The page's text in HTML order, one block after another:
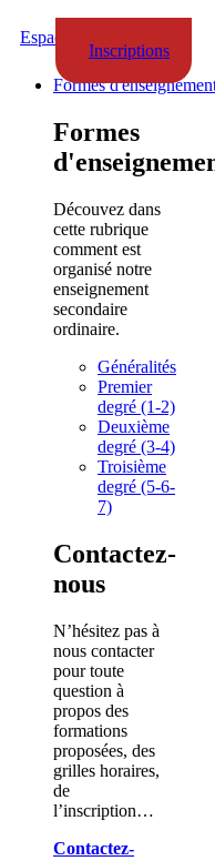
Espace Parents/Elèves
Inscriptions
Formes
Formes
Découvez dans
cette rubrique
comment est
organisé notre
enseignement
secondaire
ordinaire.
Généralités
Premier
degré (1-2)
Deuxième
degré (3-4)
Troisième
degré (5-6-
7)
Contactez-
nous
N’hésitez pas à
nous contacter
pour toute
question à
propos des
formations
proposées, des
grilles horaires,
de
l’inscription…
Contactez-